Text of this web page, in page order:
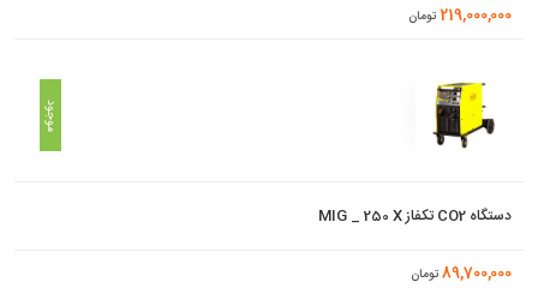
219,000,000 تومان
موجود
دستگاه CO2 تکفاز MIG _ 250 X
89,700,000 تومان